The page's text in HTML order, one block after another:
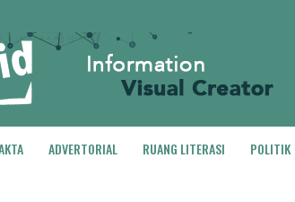
ADVERTORIAL RUANG LITERASI POLITIK